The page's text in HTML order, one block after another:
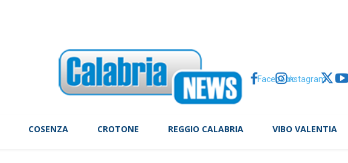
FacebookInstagram X
COSENZA CROTONE REGGIO CALABRIA VIBO VALENTIA